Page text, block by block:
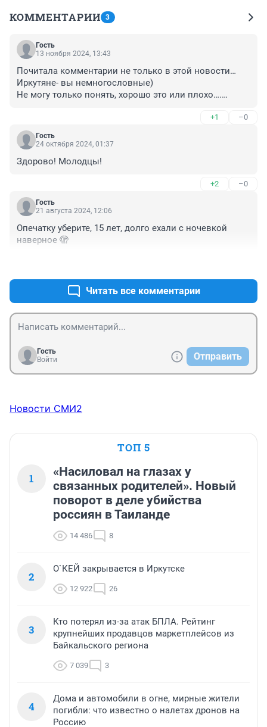
КОММЕНТАРИИ 3
Гость
13 ноября 2024, 13:43
Почитала комментарии не только в этой новости…
Иркутяне- вы немногословные)
Не могу только понять, хорошо это или плохо….
+1 –0
Гость
24 октября 2024, 01:37
Здорово! Молодцы!
+2 –0
Гость
21 августа 2024, 12:06
Опечатку уберите, 15 лет, долго ехали с ночевкой
наверное 🫣
Читать все комментарии
Гость
Войти
Отправить
Новости СМИ2
ТОП 5
1
«Насиловал на глазах у
связанных родителей». Новый
поворот в деле убийства
россиян в Таиланде
14 486 8
2
О`КЕЙ закрывается в Иркутске
12 922 26
3
Кто потерял из-за атак БПЛА. Рейтинг
крупнейших продавцов маркетплейсов из
Байкальского региона
7 039 3
4
Дома и автомобили в огне, мирные жители
погибли: что известно о налетах дронов на
Россию